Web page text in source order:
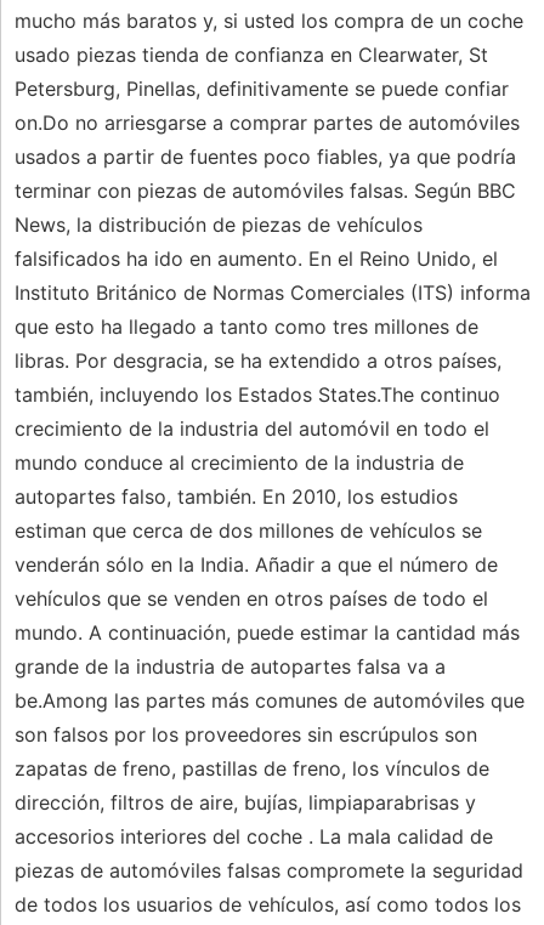
mucho más baratos y, si usted los compra de un coche
usado piezas tienda de confianza en Clearwater, St
Petersburg, Pinellas, definitivamente se puede confiar
on.Do no arriesgarse a comprar partes de automóviles
usados ​​a partir de fuentes poco fiables, ya que podría
terminar con piezas de automóviles falsas. Según BBC
News, la distribución de piezas de vehículos
falsificados ha ido en aumento. En el Reino Unido, el
Instituto Británico de Normas Comerciales (ITS) informa
que esto ha llegado a tanto como tres millones de
libras. Por desgracia, se ha extendido a otros países,
también, incluyendo los Estados States.The continuo
crecimiento de la industria del automóvil en todo el
mundo conduce al crecimiento de la industria de
autopartes falso, también. En 2010, los estudios
estiman que cerca de dos millones de vehículos se
venderán sólo en la India. Añadir a que el número de
vehículos que se venden en otros países de todo el
mundo. A continuación, puede estimar la cantidad más
grande de la industria de autopartes falsa va a
be.Among las partes más comunes de automóviles que
son falsos por los proveedores sin escrúpulos son
zapatas de freno, pastillas de freno, los vínculos de
dirección, filtros de aire, bujías, limpiaparabrisas y
accesorios interiores del coche . La mala calidad de
piezas de automóviles falsas compromete la seguridad
de todos los usuarios de vehículos, así como todos los